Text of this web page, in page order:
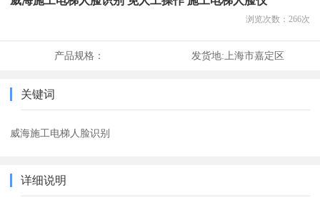
浏览次数： 266次
产品规格： 发货地:上海市嘉定区
关键词
威海施工电梯人脸识别
详细说明